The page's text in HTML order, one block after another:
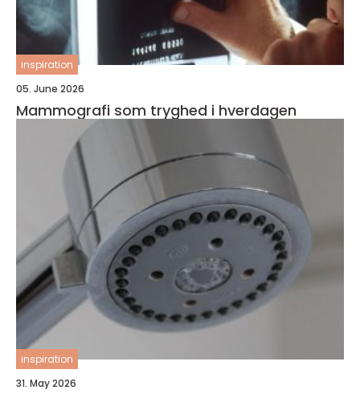
inspiration
05. June 2026
Mammografi som tryghed i hverdagen
inspiration
31. May 2026